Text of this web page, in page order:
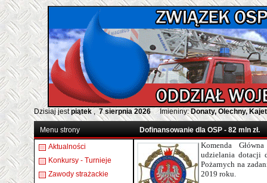
Dzisiaj jestpiątek, 7 sierpnia 2026 Imieniny:Donaty, Olechny,
Menu strony
Aktualności
Konkursy - Turnieje
Zawody strażackie
Dofinansowanie dla OSP - 82 mln zł.
Komenda
udzielania dotacji
Pożarnych na
2019 roku.